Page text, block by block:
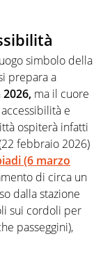
simbolo della
prepara a
ma il cuore
e
ospiterà infatti
febbraio 2026)
(6 marzo
di circa un
dalla stazione
sui cordoli per
passeggini),